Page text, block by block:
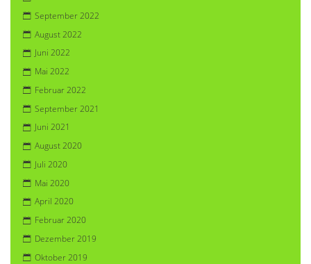
September 2022
August 2022
Juni 2022
Mai 2022
Februar 2022
September 2021
Juni 2021
August 2020
Juli 2020
Mai 2020
April 2020
Februar 2020
Dezember 2019
Oktober 2019